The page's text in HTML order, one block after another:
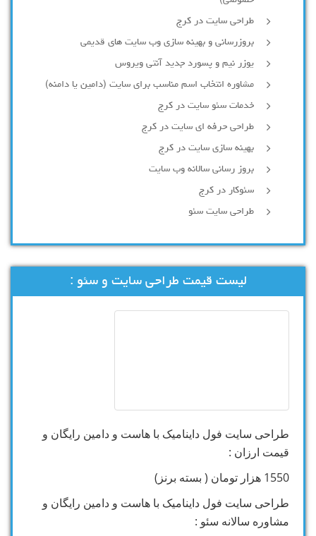
طراحی سایت در کرج
بروزرسانی و بهینه سازی وب سایت های قدیمی
یوزر نیم و پسورد جدید آنتی ویروس
مشاوره انتخاب اسم مناسب برای سایت (دامین یا دامنه)
خدمات سئو سایت در کرج
طراحی حرفه ای سایت در کرج
بهینه سازی سایت در کرج
بروز رسانی سالانه وب سایت
سئوکار در کرج
طراحی سایت سئو
لیست قیمت طراحی سایت و سئو :
طراحی سایت فول داینامیک با هاست و دامین رایگان و
قیمت ارزان :
1550 هزار تومان ( بسته برنز)
طراحی سایت فول داینامیک با هاست و دامین رایگان و
مشاوره سالانه سئو :